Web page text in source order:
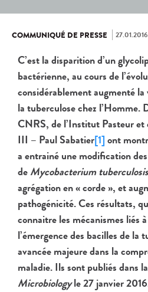
COMMUNIQUÉ DE PRESSE 27.01.2016
C’est la disparition d’un
bactérienne, au cours de
considérablement augmenté
la tuberculose chez l’Homme.
CNRS, de l’Institut Pasteur et
III – Paul Sabatier[1]ont
a entrainé une modification
deMycobacterium
agrégation en « corde », et
pathogénicité. Ces résultats,
connaitre les mécanismes liés
l’émergence des bacilles de la
avancée majeure dans la
maladie. Ils sont publiés dans
Microbiologyle 27 janvier